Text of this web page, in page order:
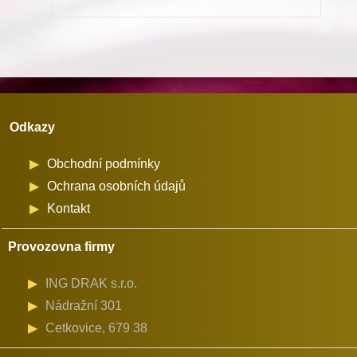
Odkazy
Obchodní podmínky
Ochrana osobních údajů
Kontakt
Provozovna firmy
ING DRAK s.r.o.
Nádražní 301
Cetkovice, 679 38